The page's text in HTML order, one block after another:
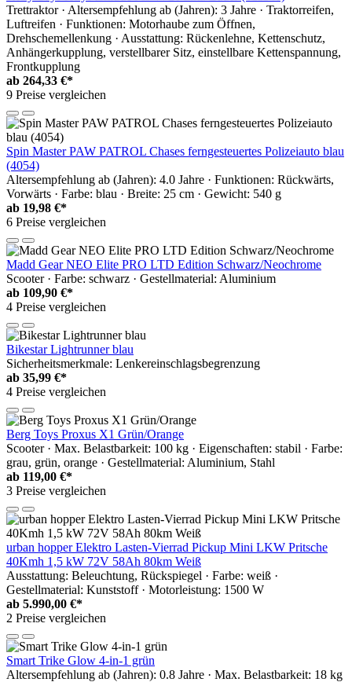
Trettraktor · Altersempfehlung ab (Jahren): 3 Jahre · Traktorreifen,
Luftreifen · Funktionen: Motorhaube zum Öffnen,
Drehschemellenkung · Ausstattung: Rückenlehne, Kettenschutz,
Anhängerkupplung, verstellbarer Sitz, einstellbare Kettenspannung,
Frontkupplung
ab 264,33 €*
9 Preise vergleichen
Spin Master PAW PATROL Chases ferngesteuertes Polizeiauto blau
(4054)
Altersempfehlung ab (Jahren): 4.0 Jahre · Funktionen: Rückwärts,
Vorwärts · Farbe: blau · Breite: 25 cm · Gewicht: 540 g
ab 19,98 €*
6 Preise vergleichen
Madd Gear NEO Elite PRO LTD Edition Schwarz/Neochrome
Scooter · Farbe: schwarz · Gestellmaterial: Aluminium
ab 109,90 €*
4 Preise vergleichen
Bikestar Lightrunner blau
Sicherheitsmerkmale: Lenkereinschlagsbegrenzung
ab 35,99 €*
4 Preise vergleichen
Berg Toys Proxus X1 Grün/Orange
Scooter · Max. Belastbarkeit: 100 kg · Eigenschaften: stabil · Farbe:
grau, grün, orange · Gestellmaterial: Aluminium, Stahl
ab 119,00 €*
3 Preise vergleichen
urban hopper Elektro Lasten-Vierrad Pickup Mini LKW Pritsche
40Kmh 1,5 kW 72V 58Ah 80km Weiß
Ausstattung: Beleuchtung, Rückspiegel · Farbe: weiß ·
Gestellmaterial: Kunststoff · Motorleistung: 1500 W
ab 5.990,00 €*
2 Preise vergleichen
Smart Trike Glow 4-in-1 grün
Altersempfehlung ab (Jahren): 0.8 Jahre · Max. Belastbarkeit: 18 kg